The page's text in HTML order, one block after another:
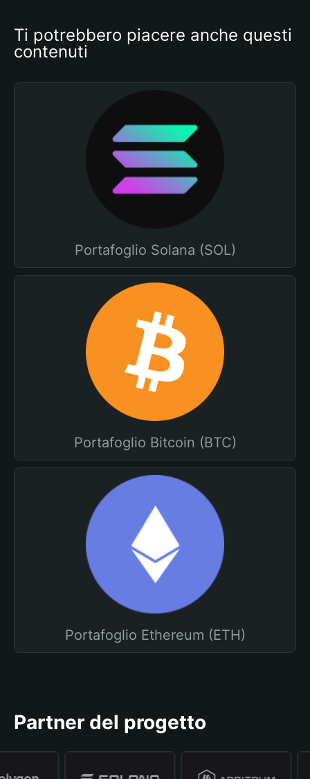
Ti potrebbero piacere anche questi
contenuti
Portafoglio Solana (SOL)
Portafoglio Bitcoin (BTC)
Portafoglio Ethereum (ETH)
Partner del progetto